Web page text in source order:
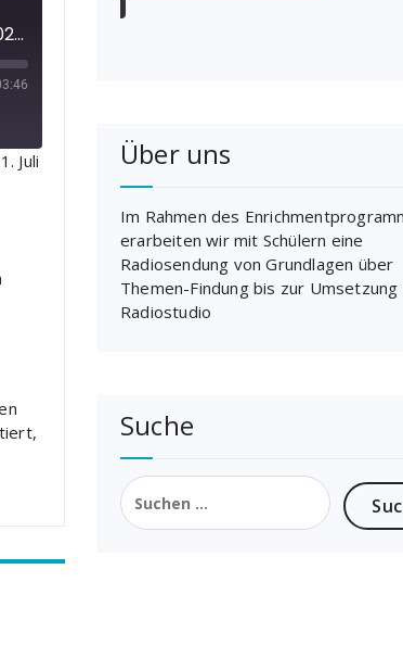
Scheitert Deutschland immer wieder an sich selbst? Die WM 2026 im Schüler-Check!
Juli
Über uns
Im Rahmen des
erarbeiten wir mit Schülern eine
Radiosendung von Grundlagen über
Themen-Findung bis zur Umsetzung
Radiostudio
Suche
Suchen
nach: